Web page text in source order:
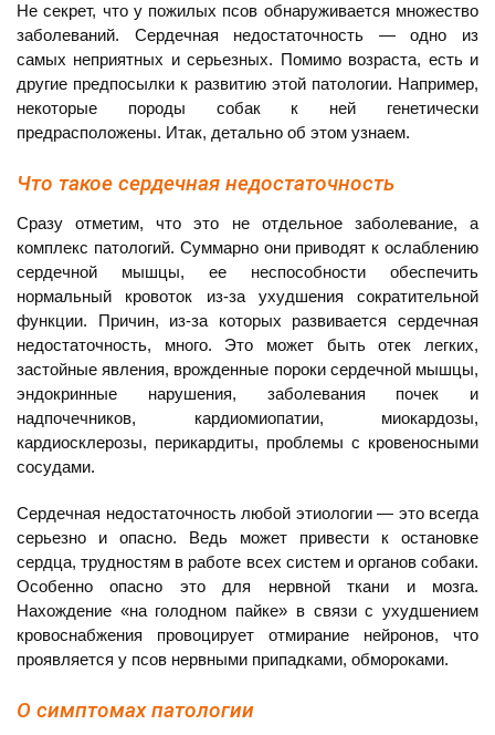
Не секрет, что у пожилых псов обнаруживается множество
заболеваний. Сердечная недостаточность — одно из
самых неприятных и серьезных. Помимо возраста, есть и
другие предпосылки к развитию этой патологии. Например,
некоторые породы собак к ней генетически
предрасположены. Итак, детально об этом узнаем.
Что такое сердечная недостаточность
Сразу отметим, что это не отдельное заболевание, а
комплекс патологий. Суммарно они приводят к ослаблению
сердечной мышцы, ее неспособности обеспечить
нормальный кровоток из-за ухудшения сократительной
функции. Причин, из-за которых развивается сердечная
недостаточность, много. Это может быть отек легких,
застойные явления, врожденные пороки сердечной мышцы,
эндокринные нарушения, заболевания почек и
надпочечников, кардиомиопатии, миокардозы,
кардиосклерозы, перикардиты, проблемы с кровеносными
сосудами.
Сердечная недостаточность любой этиологии — это всегда
серьезно и опасно. Ведь может привести к остановке
сердца, трудностям в работе всех систем и органов собаки.
Особенно опасно это для нервной ткани и мозга.
Нахождение «на голодном пайке» в связи с ухудшением
кровоснабжения провоцирует отмирание нейронов, что
проявляется у псов нервными припадками, обмороками.
О симптомах патологии